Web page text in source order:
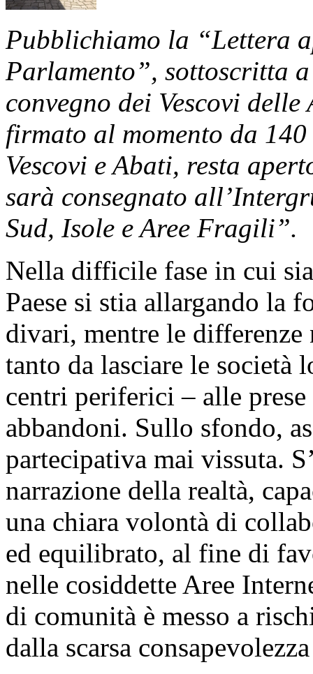
Pubblichiamo la “Lettera
Parlamento”, sottoscritta
convegno dei Vescovi
firmato al momento da
Vescovi e Abati, resta
sarà consegnato
Sud, Isole e Aree Fragili”.
Nella difficile fase in cui
Paese si stia allargando la
divari, mentre le differenze
tanto da lasciare le
centri periferici – alle
abbandoni. Sullo sfondo,
partecipativa mai vissuta.
narrazione della realtà,
una chiara volontà di
ed equilibrato, al fine di
nelle cosiddette Aree
di comunità è messo a
dalla scarsa